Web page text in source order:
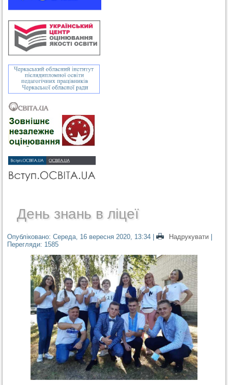
День знань в ліцеї
Опубліковано: Середа, 16 вересня 2020, 13:34 | Надрукувати
Перегляди: 1585